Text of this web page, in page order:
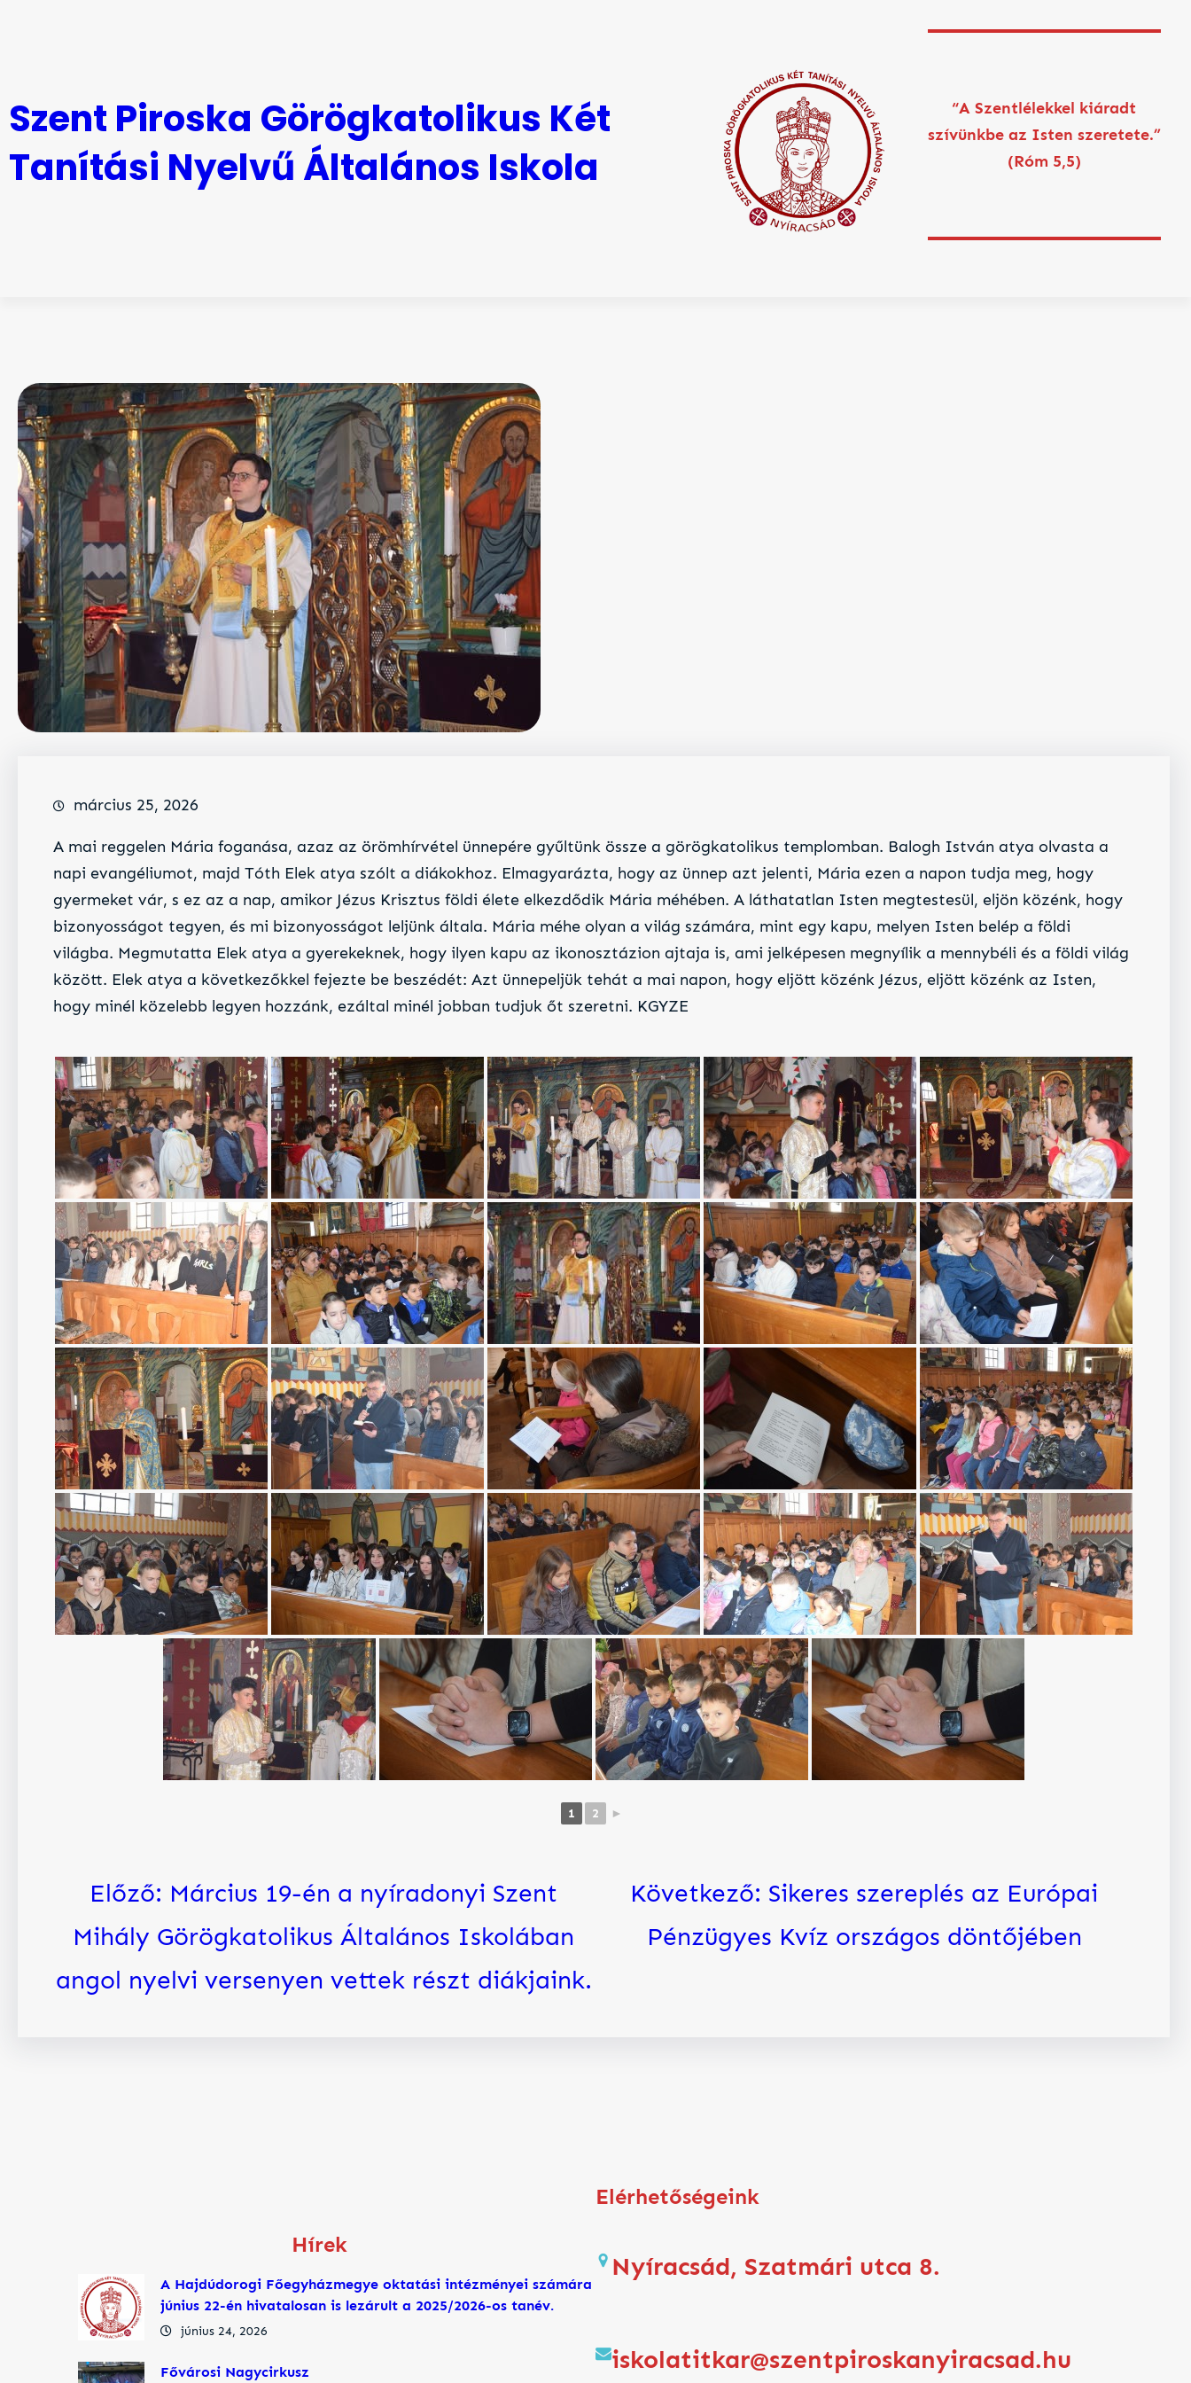
Szent Piroska Görögkatolikus Két
Tanítási Nyelvű Általános Iskola
“A Szentlélekkel kiáradt
szívünkbe az Isten szeretete.”
(Róm 5,5)
március 25, 2026
A mai reggelen Mária foganása, azaz az örömhírvétel ünnepére gyűltünk össze a görögkatolikus templomban. Balogh István atya olvasta a
napi evangéliumot, majd Tóth Elek atya szólt a diákokhoz. Elmagyarázta, hogy az ünnep azt jelenti, Mária ezen a napon tudja meg, hogy
gyermeket vár, s ez az a nap, amikor Jézus Krisztus földi élete elkezdődik Mária méhében. A láthatatlan Isten megtestesül, eljön közénk, hogy
bizonyosságot tegyen, és mi bizonyosságot leljünk általa. Mária méhe olyan a világ számára, mint egy kapu, melyen Isten belép a földi
világba. Megmutatta Elek atya a gyerekeknek, hogy ilyen kapu az ikonosztázion ajtaja is, ami jelképesen megnyílik a mennybéli és a földi világ
között. Elek atya a következőkkel fejezte be beszédét: Azt ünnepeljük tehát a mai napon, hogy eljött közénk Jézus, eljött közénk az Isten,
hogy minél közelebb legyen hozzánk, ezáltal minél jobban tudjuk őt szeretni. KGYZE
1 2 ►
Előző: Március 19-én a nyíradonyi Szent
Mihály Görögkatolikus Általános Iskolában
angol nyelvi versenyen vettek részt diákjaink.
Következő: Sikeres szereplés az Európai
Pénzügyes Kvíz országos döntőjében
Hírek
A Hajdúdorogi Főegyházmegye oktatási intézményei számára
június 22-én hivatalosan is lezárult a 2025/2026-os tanév.
június 24, 2026
Fővárosi Nagycirkusz
Elérhetőségeink
Nyíracsád, Szatmári utca 8.
iskolatitkar@szentpiroskanyiracsad.hu